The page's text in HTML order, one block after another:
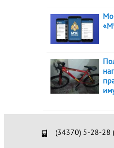
(34370) 5-28-28